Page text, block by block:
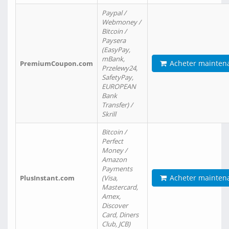
PremiumCoupon.com
Paypal /
Webmoney /
Bitcoin /
Paysera
(EasyPay,
mBank,
Przelewy24,
SafetyPay,
EUROPEAN
Bank
Transfer) /
Skrill
Acheter
PlusInstant.com
Bitcoin /
Perfect
Money /
Amazon
Payments
(Visa,
Mastercard,
Amex,
Discover
Card, Diners
Club, JCB)
Acheter